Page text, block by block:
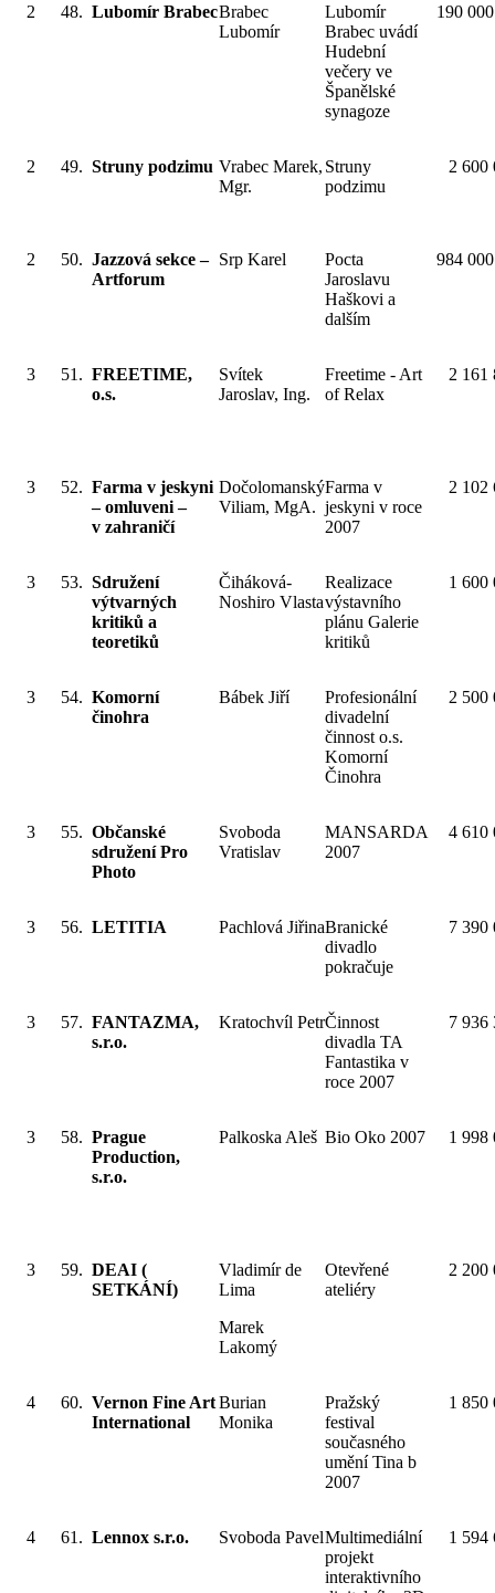
2 48. Lubomír BrabecBrabec
Lubomír
Lubomír
Brabec uvádí
Hudební
večery ve
Španělské
synagoze
190
2 49. Struny podzimu Vrabec Marek,
Mgr.
Struny
podzimu
2 600
2 50. Jazzová sekce –
Artforum
Srp Karel
Pocta
Jaroslavu
Haškovi a
dalším
984
3 51. FREETIME,
o.s.
Svítek
Jaroslav, Ing.
Freetime - Art
of Relax
2 161
3 52. Farma v jeskyni
– omluveni –
v zahraničí
Dočolomanský
Viliam, MgA.
Farma v
jeskyni v roce
2007
2 102
3 53. Sdružení
výtvarných
kritiků a
teoretiků
Čiháková-
Noshiro Vlasta
Realizace
výstavního
plánu Galerie
kritiků
1 600
3 54. Komorní
činohra
Bábek Jiří
Profesionální
divadelní
činnost o.s.
Komorní
Činohra
2 500
3 55. Občanské
sdružení Pro
Photo
Svoboda
Vratislav
MANSARDA
2007
4 610
3 56. LETITIA Pachlová JiřinaBranické
divadlo
pokračuje
7 390
3 57. FANTAZMA,
s.r.o.
Kratochvíl PetrČinnost
divadla TA
Fantastika v
roce 2007
7 936
3 58. Prague
Production,
s.r.o.
Palkoska Aleš Bio Oko 2007 1 998
3 59. DEAI (
SETKÁNÍ)
Vladimír de
Lima
Marek
Lakomý
Otevřené
ateliéry
2 200
4 60. Vernon Fine Art
International
Burian
Monika
Pražský
festival
současného
umění Tina b
2007
1 850
4 61. Lennox s.r.o. Svoboda PavelMultimediální
projekt
interaktivního
1 594